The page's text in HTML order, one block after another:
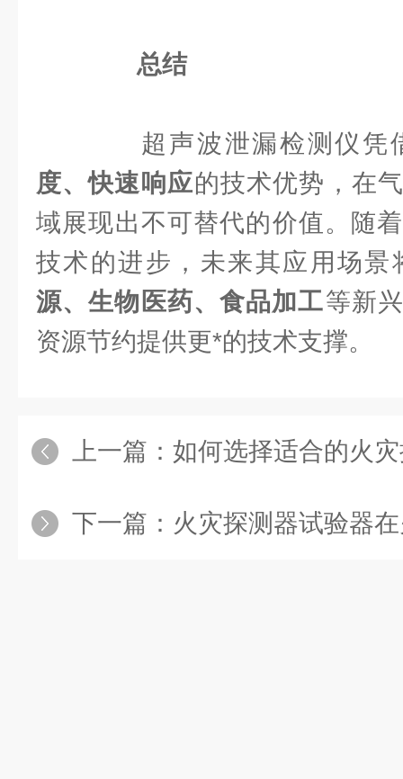
​总结​
超声波泄漏检测仪凭
度、快速响应​的技术优势，在
域展现出不可替代的价值。随
技术的进步，未来其应用场景
源、生物医药、食品加工​等新
资源节约提供更*的技术支撑。
上一篇： 如何选择适合的火
下一篇： 火灾探测器试验器在